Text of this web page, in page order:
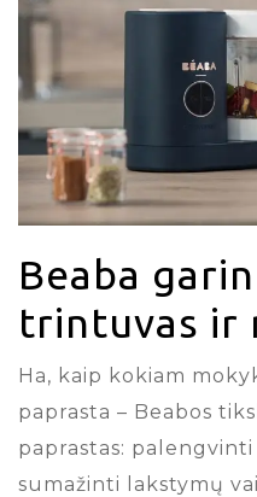
Beaba
trintuvas ir
Ha, kaip kokiam
paprasta – Beabos
paprastas:
sumažinti lakstymų